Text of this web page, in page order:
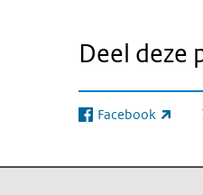
Deel deze
Facebook
(externe link)